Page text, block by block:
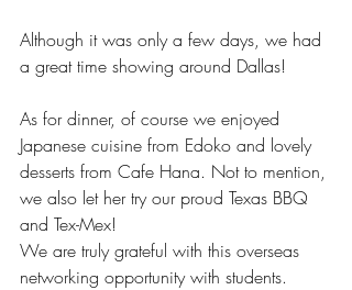
Although it was only a few days, we had
a great time showing around Dallas!
As for dinner, of course we enjoyed
Japanese cuisine from Edoko and lovely
desserts from Cafe Hana. Not to mention,
we also let her try our proud Texas BBQ
and Tex-Mex!
We are truly grateful with this overseas
networking opportunity with students.